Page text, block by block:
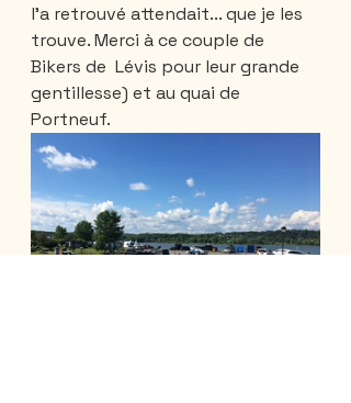
l’a retrouvé attendait... que je les
trouve. Merci à ce couple de
Bikers de  Lévis pour leur grande
gentillesse) et au quai de
Portneuf.